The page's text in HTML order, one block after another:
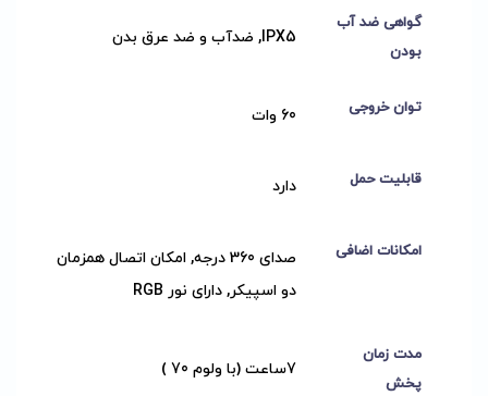
گواهی ضد آب
بودن
IPX5, ضدآب و ضد عرق بدن
توان خروجی 60 وات
قابلیت حمل دارد
امکانات اضافی
صدای 360 درجه, امکان اتصال همزمان
دو اسپیکر, دارای نور RGB
مدت زمان
پخش
7ساعت (با ولوم 70 )